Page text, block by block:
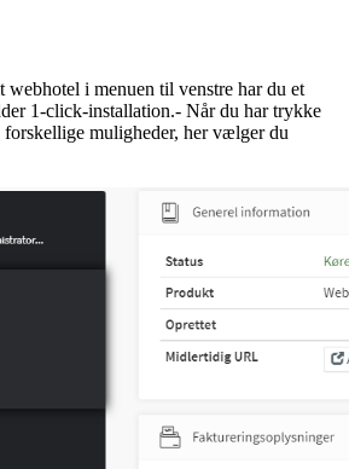
webhotel i menuen til venstre har du et
1-click-installation.- Når du har trykke
forskellige muligheder, her vælger du